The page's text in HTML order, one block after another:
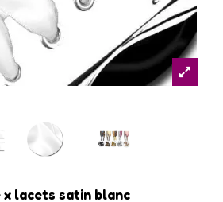
x lacets satin blanc